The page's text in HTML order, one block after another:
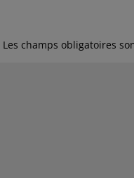
Les champs obligatoires